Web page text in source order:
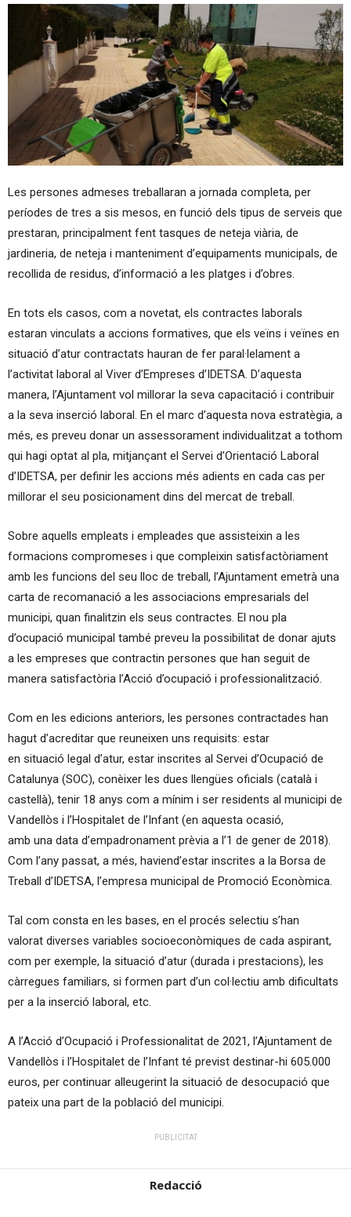
Les persones admeses treballaran a jornada completa, per
períodes de tres a sis mesos, en funció dels tipus de serveis que
prestaran, principalment fent tasques de neteja viària, de
jardineria, de neteja i manteniment d’equipaments municipals, de
recollida de residus, d’informació a les platges i d’obres.
En tots els casos, com a novetat, els contractes laborals
estaran vinculats a accions formatives, que els veïns i veïnes en
situació d’atur contractats hauran de fer paral·lelament a
l’activitat laboral al Viver d’Empreses d’IDETSA. D’aquesta
manera, l’Ajuntament vol millorar la seva capacitació i contribuir
a la seva inserció laboral. En el marc d’aquesta nova estratègia, a
més, es preveu donar un assessorament individualitzat a tothom
qui hagi optat al pla, mitjançant el Servei d’Orientació Laboral
d’IDETSA, per definir les accions més adients en cada cas per
millorar el seu posicionament dins del mercat de treball.
Sobre aquells empleats i empleades que assisteixin a les
formacions compromeses i que compleixin satisfactòriament
amb les funcions del seu lloc de treball, l’Ajuntament emetrà una
carta de recomanació a les associacions empresarials del
municipi, quan finalitzin els seus contractes. El nou pla
d’ocupació municipal també preveu la possibilitat de donar ajuts
a les empreses que contractin persones que han seguit de
manera satisfactòria l’Acció d’ocupació i professionalització.
Com en les edicions anteriors, les persones contractades han
hagut d’acreditar que reuneixen uns requisits: estar
en situació legal d’atur, estar inscrites al Servei d’Ocupació de
Catalunya (SOC), conèixer les dues llengües oficials (català i
castellà), tenir 18 anys com a mínim i ser residents al municipi de
Vandellòs i l’Hospitalet de l’Infant (en aquesta ocasió,
amb una data d’empadronament prèvia a l’1 de gener de 2018).
Com l’any passat, a més, haviend’estar inscrites a la Borsa de
Treball d’IDETSA, l’empresa municipal de Promoció Econòmica.
Tal com consta en les bases, en el procés selectiu s’han
valorat diverses variables socioeconòmiques de cada aspirant,
com per exemple, la situació d’atur (durada i prestacions), les
càrregues familiars, si formen part d’un col·lectiu amb dificultats
per a la inserció laboral, etc.
A l’Acció d’Ocupació i Professionalitat de 2021, l’Ajuntament de
Vandellòs i l’Hospitalet de l’Infant té previst destinar-hi 605.000
euros, per continuar alleugerint la situació de desocupació que
pateix una part de la població del municipi.
PUBLICITAT
Redacció